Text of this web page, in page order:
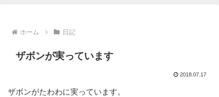
ホーム 日記
ザボンが実っています
2018.07.17
ザボンがたわわに実っています。